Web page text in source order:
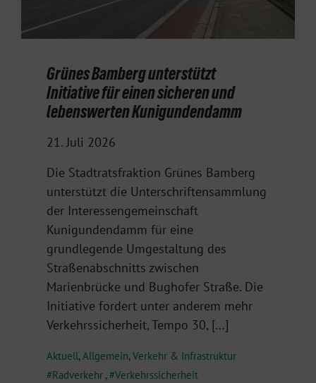
Grünes Bamberg unterstützt
Initiative für einen sicheren und
lebenswerten Kunigundendamm
21. Juli 2026
Die Stadtratsfraktion Grünes Bamberg
unterstützt die Unterschriftensammlung
der Interessengemeinschaft
Kunigundendamm für eine
grundlegende Umgestaltung des
Straßenabschnitts zwischen
Marienbrücke und Bughofer Straße. Die
Initiative fordert unter anderem mehr
Verkehrssicherheit, Tempo 30, […]
Aktuell,Allgemein,Verkehr & Infrastruktur
Radverkehr , Verkehrssicherheit